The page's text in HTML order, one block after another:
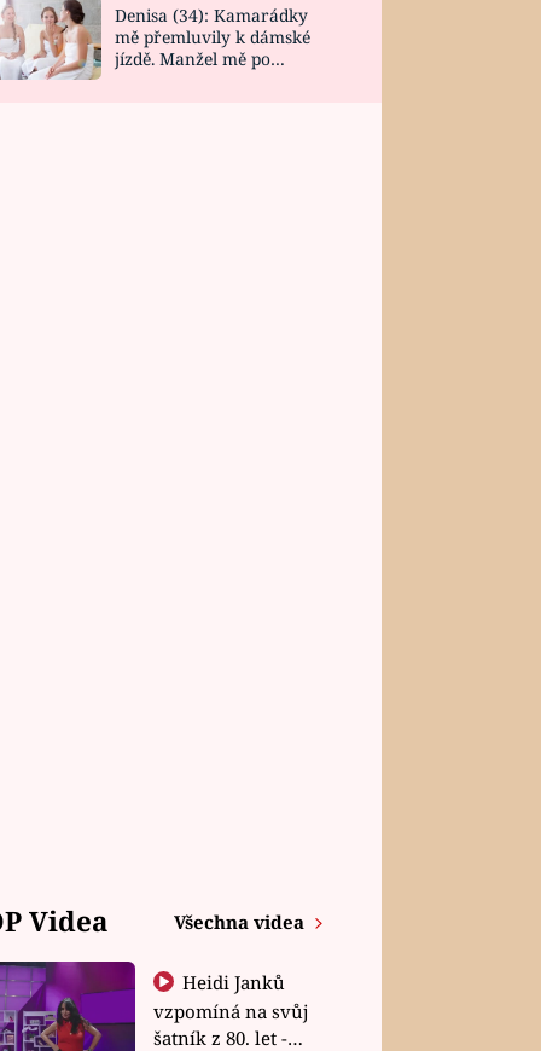
Denisa (34): Kamarádky
mě přemluvily k dámské
jízdě. Manžel mě po
Videa Všechna videa
Heidi Janků
vzpomíná na svůj
šatník z 80. let -